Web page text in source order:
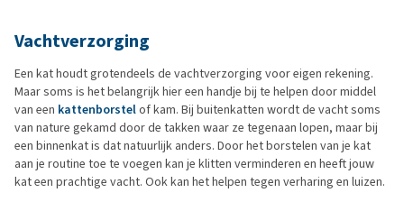
Vachtverzorging
Een kat houdt grotendeels de vachtverzorging voor eigen rekening.
Maar soms is het belangrijk hier een handje bij te helpen door middel
van een kattenborstelof kam. Bij buitenkatten wordt de vacht soms
van nature gekamd door de takken waar ze tegenaan lopen, maar bij
een binnenkat is dat natuurlijk anders. Door het borstelen van je kat
aan je routine toe te voegen kan je klitten verminderen en heeft jouw
kat een prachtige vacht. Ook kan het helpen tegen verharing en luizen.